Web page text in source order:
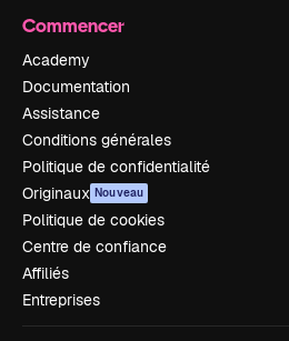
Commencer
Academy
Documentation
Assistance
Conditions générales
Politique de confidentialité
Originaux Nouveau
Politique de cookies
Centre de confiance
Affiliés
Entreprises